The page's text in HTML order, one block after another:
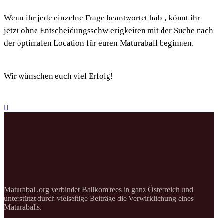
Wenn ihr jede einzelne Frage beantwortet habt, könnt ihr
jetzt ohne Entscheidungsschwierigkeiten mit der Suche nach
der optimalen Location für euren Maturaball beginnen.
Wir wünschen euch viel Erfolg!
Maturaball.org verbindet Ballkomitees in ganz Österreich und
unterstützt durch vielseitige Beiträge die Verwirklichung eines
Maturaballs.